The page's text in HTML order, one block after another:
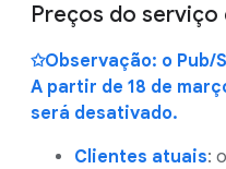
Preços do serviço
✩Observação: o Pub/
A partir de 18 de
será desativado.
Clientes atuais: